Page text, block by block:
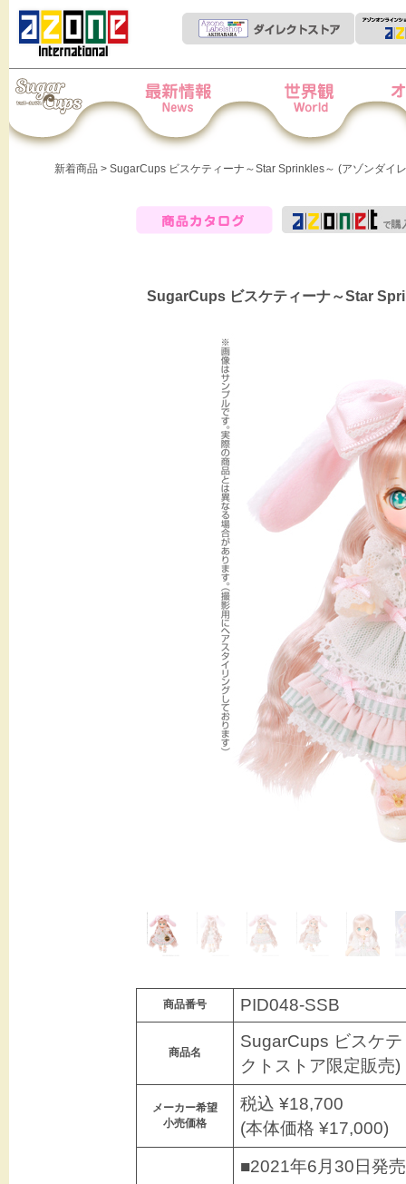
新着商品 > SugarCups ビスケティーナ～Star Sprinkles～ (アゾンダイ
SugarCups ビスケティーナ～Star
商品番号 PID048-SSB
商品名
SugarCups ビスケ
クトストア限定販売)
メーカー希望
小売価格
税込 ¥18,700
(本体価格 ¥17,000)
■2021年6月30日発